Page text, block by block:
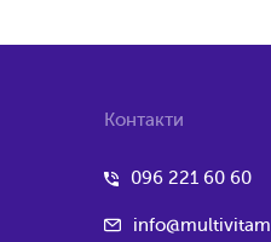
Контакти
096 221 60 60